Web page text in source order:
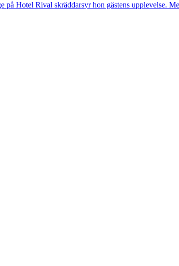
Hotel Rival skräddarsyr hon gästens upp­levelse.